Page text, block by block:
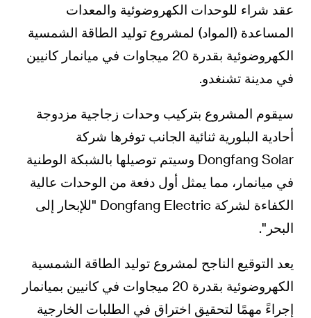
عقد شراء للوحدات الكهروضوئية والمعدات
المساعدة (المواد) لمشروع توليد الطاقة الشمسية
الكهروضوئية بقدرة 20 ميجاوات في ميانمار كانيين
في مدينة تشنغدو.
سيقوم المشروع بتركيب وحدات زجاجية مزدوجة
أحادية البلورية ثنائية الجانب توفرها شركة
Dongfang Solar وسيتم توصيلها بالشبكة الوطنية
في ميانمار، مما يمثل أول دفعة من الوحدات عالية
الكفاءة لشركة Dongfang Electric "للإبحار إلى
البحر".
يعد التوقيع الناجح لمشروع توليد الطاقة الشمسية
الكهروضوئية بقدرة 20 ميجاوات في كانيين بميانمار
إجراءً مهمًا لتحقيق اختراق في الطلبات الخارجية